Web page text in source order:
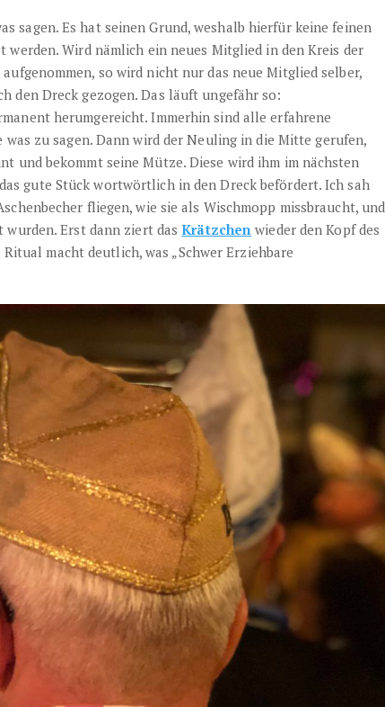
sagen. Es hat seinen Grund, weshalb hierfür keine feinen
werden. Wird nämlich ein neues Mitglied in den Kreis der
so wird nicht nur das neue Mitglied selber,
den Dreck gezogen. Das läuft ungefähr so:
herumgereicht. Immerhin sind alle erfahrene
zu sagen. Dann wird der Neuling in die Mitte gerufen,
und bekommt seine Mütze. Diese wird ihm im nächsten
gute Stück wortwörtlich in den Dreck befördert. Ich sah
fliegen, wie sie als Wischmopp missbraucht, und
wurden. Erst dann ziert dasKrätzchen wieder den Kopf des
macht deutlich, was „Schwer Erziehbare